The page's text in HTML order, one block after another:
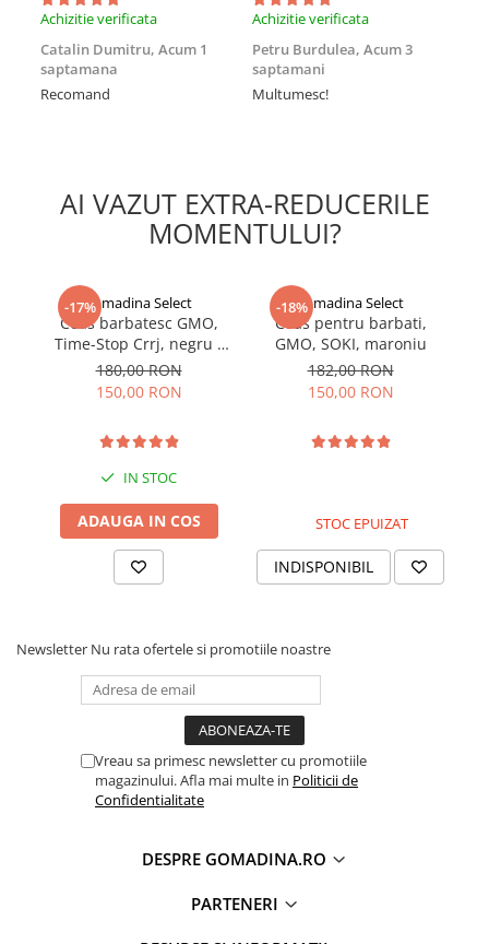
Instrumente de scris
Laminatoare documente
Produse digitale (download)
Achizitie verificata
Catalin Dumitru, Acum 1
saptamana
Recomand
Achizitie verificata
Petru Burdulea, Acum 3
saptamani
Multumesc!
AI VAZUT EXTRA-REDUCERILE
MOMENTULUI?
-17%gomadina Select
Ceas barbatesc GMO,
Time-Stop Crrj, negru -
albastru
180,00 RON
150,00 RON
IN STOC
ADAUGA IN COS
-18%gomadina Select
Ceas pentru barbati,
GMO, SOKI, maroniu
182,00 RON
150,00 RON
STOC EPUIZAT
INDISPONIBIL
Newsletter Nu rata ofertele si promotiile noastre
Vreau sa primesc newsletter cu promotiile
magazinului. Afla mai multe in Politicii de
Confidentialitate
DESPRE GOMADINA.RO
PARTENERI